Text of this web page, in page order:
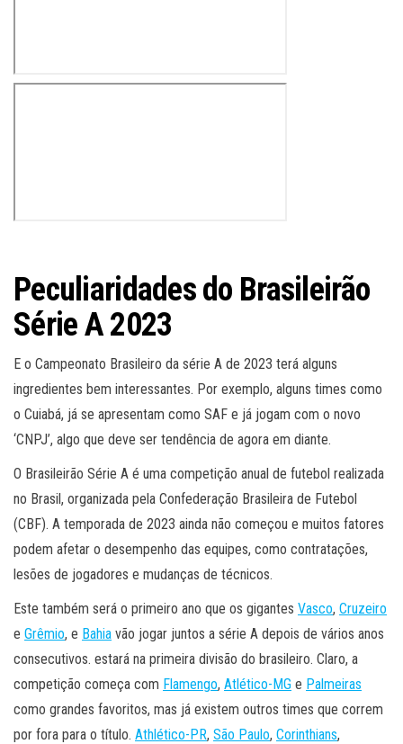
Peculiaridades do Brasileirão
Série A 2023
E o Campeonato Brasileiro da série A de 2023 terá alguns
ingredientes bem interessantes. Por exemplo, alguns times como
o Cuiabá, já se apresentam como SAF e já jogam com o novo
‘CNPJ’, algo que deve ser tendência de agora em diante.
O Brasileirão Série A é uma competição anual de futebol realizada
no Brasil, organizada pela Confederação Brasileira de Futebol
(CBF). A temporada de 2023 ainda não começou e muitos fatores
podem afetar o desempenho das equipes, como contratações,
lesões de jogadores e mudanças de técnicos.
Este também será o primeiro ano que os gigantes Vasco, Cruzeiro
e Grêmio, e Bahia vão jogar juntos a série A depois de vários anos
consecutivos. estará na primeira divisão do brasileiro. Claro, a
competição começa com Flamengo, Atlético-MG e Palmeiras
como grandes favoritos, mas já existem outros times que correm
por fora para o título. Athlético-PR, São Paulo, Corinthians,